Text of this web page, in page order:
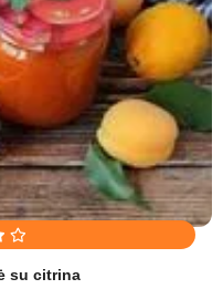
su citrina